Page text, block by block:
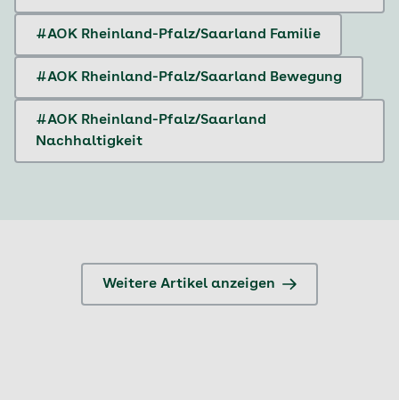
#AOK Rheinland-Pfalz/Saarland Familie
#AOK Rheinland-Pfalz/Saarland Bewegung
#AOK Rheinland-Pfalz/Saarland
Nachhaltigkeit
Weitere Artikel anzeigen